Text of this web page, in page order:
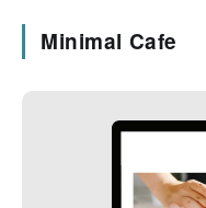
Minimal Cafe